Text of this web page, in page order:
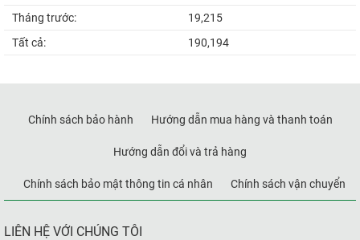
Tháng trước:
19,215
Tất cả:
190,194
Chính sách bảo hành Hướng dẫn mua hàng và thanh toán
Hướng dẫn đổi và trả hàng
Chính sách bảo mật thông tin cá nhân Chính sách vận chuyển
LIÊN HỆ VỚI CHÚNG TÔI